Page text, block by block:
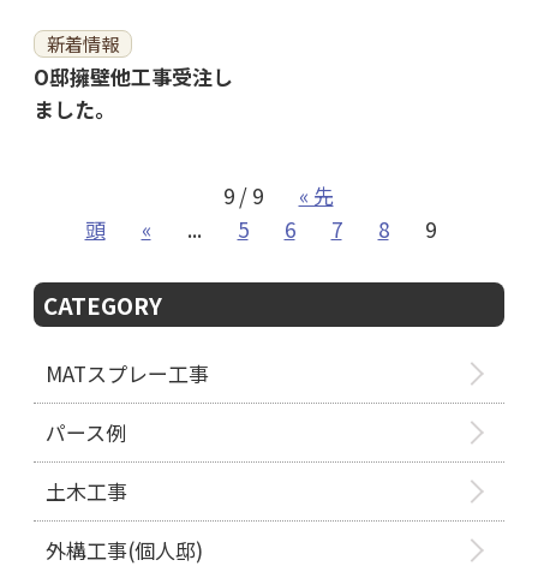
新着情報
O邸擁壁他工事受注し
ました。
9 / 9
« 先
頭
« ... 5 6 7 8 9
CATEGORY
MATスプレー工事
パース例
土木工事
外構工事(個人邸)